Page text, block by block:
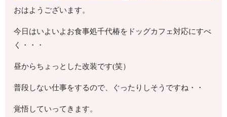
おはようございます。
今日はいよいよお食事処千代椿をドッグカフェ対応にすべ
く・・・
昼からちょっとした改装です(笑）
普段しない仕事をするので、ぐったりしそうですね・・
覚悟していってきます。